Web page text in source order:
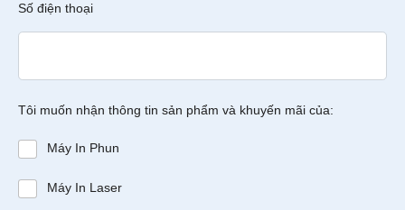
Số điện thoại
Tôi muốn nhận thông tin sản phẩm và khuyến mãi của:
Máy In Phun
Máy In Laser